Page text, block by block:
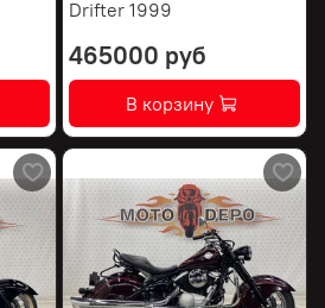
Drifter 1999
465000 руб
В корзину